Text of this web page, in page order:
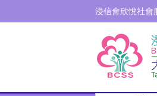
浸信會欣悅社會